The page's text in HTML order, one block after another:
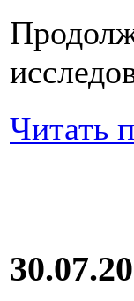
Читать